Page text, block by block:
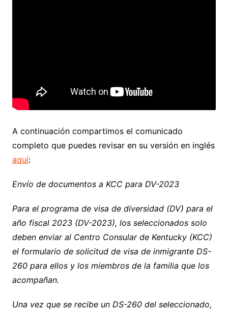
A continuación compartimos el comunicado
completo que puedes revisar en su versión en inglés
aquí:
Envío de documentos a KCC para DV-2023
Para el programa de visa de diversidad (DV) para el
año fiscal 2023 (DV-2023), los seleccionados solo
deben enviar al Centro Consular de Kentucky (KCC)
el formulario de solicitud de visa de inmigrante DS-
260 para ellos y los miembros de la familia que los
acompañan.
Una vez que se recibe un DS-260 del seleccionado,